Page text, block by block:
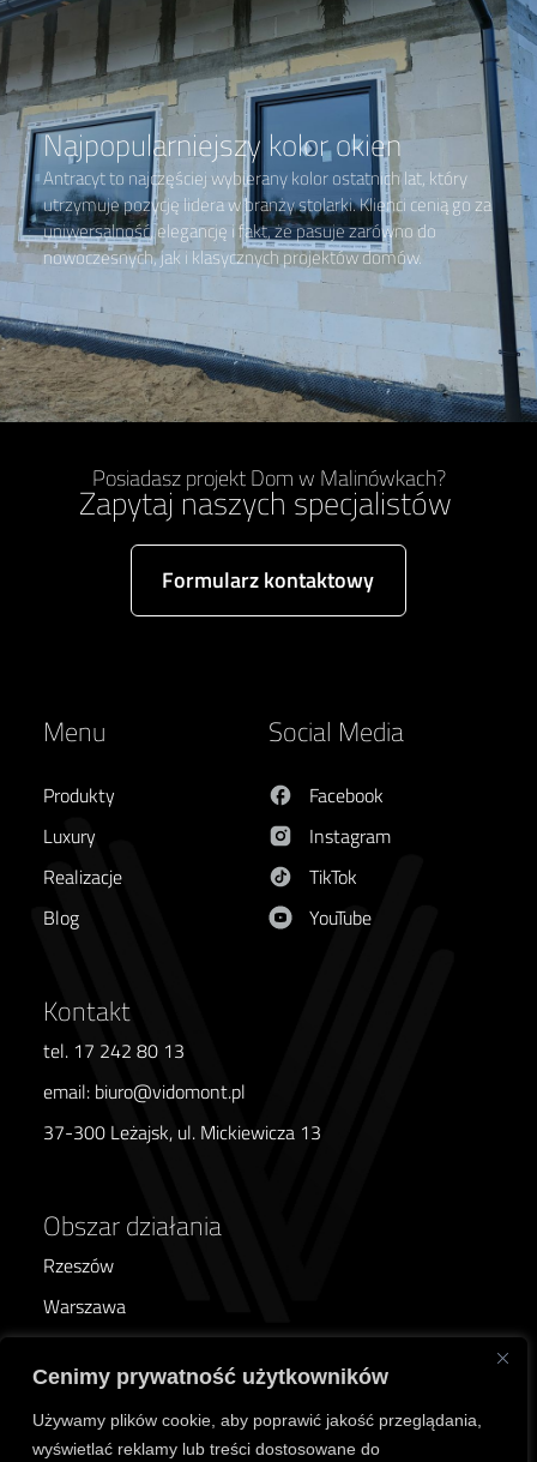
Cenimy prywatność użytkowników
Używamy plików cookie, aby poprawić jakość przeglądania,
wyświetlać reklamy lub treści dostosowane do
Najpopularniejszy kolor okien
Antracyt to najczęściej wybierany kolor ostatnich lat, który
utrzymuje pozycję lidera w branży stolarki. Klienci cenią go za
uniwersalność, elegancję i fakt, że pasuje zarówno do
nowoczesnych, jak i klasycznych projektów domów.
Posiadasz projekt Dom w Malinówkach?
Zapytaj naszych specjalistów
Formularz kontaktowy
Menu
Produkty
Luxury
Realizacje
Blog
Social Media
Facebook
Instagram
TikTok
YouTube
Kontakt
tel. 17 242 80 13
email: biuro@vidomont.pl
37-300 Leżajsk, ul. Mickiewicza 13
Obszar działania
Rzeszów
Warszawa
Poznań
Wrocław
Kraków